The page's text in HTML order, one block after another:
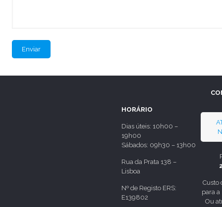
HORÁRIO
Dias úteis: 10h00 –
19h00
Sábados: 09h30 – 13h00
Rua da Prata 138 –
Lisboa
Nº de Registo ERS:
E139802
Custo
para
Ou